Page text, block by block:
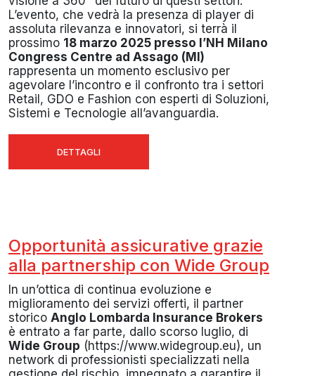
L’evento, che vedrà la presenza di player di
assoluta rilevanza e innovatori, si terrà il
prossimo 18 marzo 2025 presso l’NH Milano
Congress Centre ad Assago (MI)
rappresenta un momento esclusivo per
agevolare l’incontro e il confronto tra i settori
Retail, GDO e Fashion con esperti di Soluzioni,
Sistemi e Tecnologie all’avanguardia.
DETTAGLI
Opportunità assicurative grazie
alla partnership con Wide Group
In un’ottica di continua evoluzione e
miglioramento dei servizi offerti, il partner
storico Anglo Lombarda Insurance Brokers
è entrato a far parte, dallo scorso luglio, di
Wide Group (https://www.widegroup.eu), un
network di professionisti specializzati nella